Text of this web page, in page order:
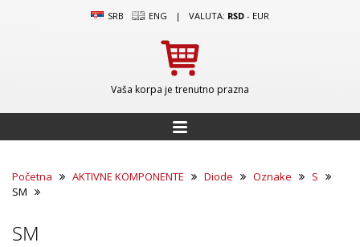
SRB ENG | VALUTA: RSD - EUR
Vaša korpa je trenutno prazna
Početna AKTIVNE KOMPONENTE Diode Oznake
S
SM
SM